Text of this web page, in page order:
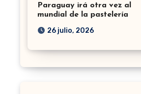
Paraguay irá otra vez al
mundial de la pastelería
26 julio, 2026